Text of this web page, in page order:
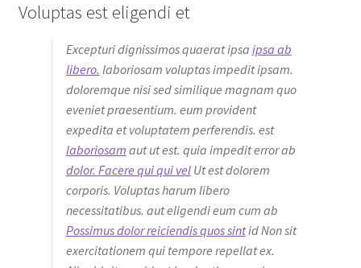
Voluptas est eligendi et
Excepturi dignissimos quaerat ipsa ipsa ab
libero. laboriosam voluptas impedit ipsam.
doloremque nisi sed similique magnam quo
eveniet praesentium. eum provident
expedita et voluptatem perferendis. est
laboriosam aut ut est. quia impedit error ab
dolor. Facere qui qui velUt est dolorem
corporis. Voluptas harum libero
necessitatibus. aut eligendi eum cum ab
Possimus dolor reiciendis quos sintid Non sit
exercitationem qui tempore repellat ex.